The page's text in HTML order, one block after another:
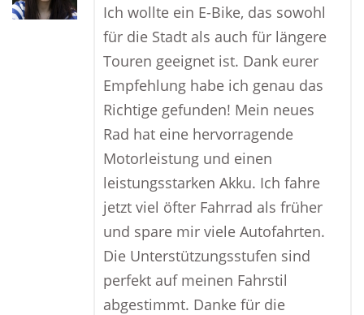
Ich wollte ein E-Bike, das sowohl
für die Stadt als auch für längere
Touren geeignet ist. Dank eurer
Empfehlung habe ich genau das
Richtige gefunden! Mein neues
Rad hat eine hervorragende
Motorleistung und einen
leistungsstarken Akku. Ich fahre
jetzt viel öfter Fahrrad als früher
und spare mir viele Autofahrten.
Die Unterstützungsstufen sind
perfekt auf meinen Fahrstil
abgestimmt. Danke für die